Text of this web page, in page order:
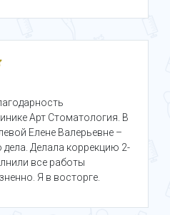
Арт Стоматология. В
Елене Валерьевне –
Делала коррекцию 2-
все работы
Я в восторге.